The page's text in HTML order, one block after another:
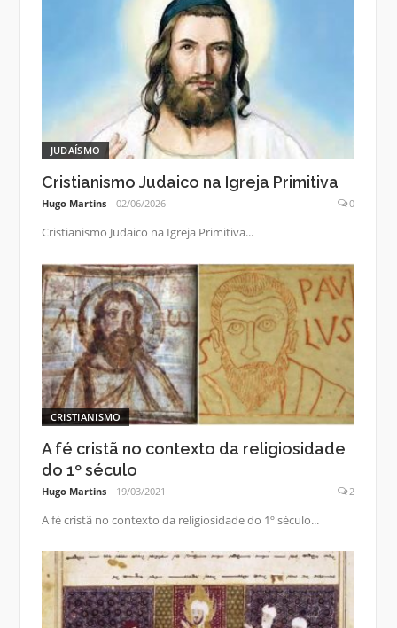
JUDAÍSMO
Cristianismo Judaico na Igreja Primitiva
Hugo Martins 02/06/2026 0
Cristianismo Judaico na Igreja Primitiva...
CRISTIANISMO
A fé cristã no contexto da religiosidade
do 1º século
Hugo Martins 19/03/2021 2
A fé cristã no contexto da religiosidade do 1º século...